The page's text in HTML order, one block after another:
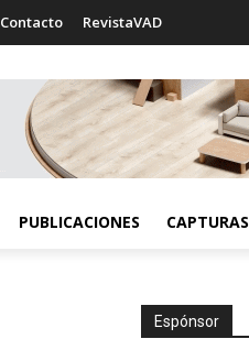
Contacto RevistaVAD
PUBLICACIONES CAPTURAS
Espónsor